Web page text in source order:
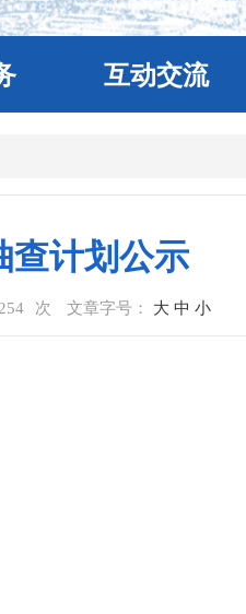
互动交流
查计划公示
254 次 文章字号： 大 中 小